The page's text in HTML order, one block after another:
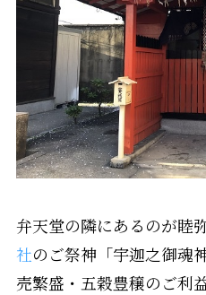
弁天堂の隣にあるのが睦
社のご祭神「宇迦之御魂
売繁盛・五穀豊穣のご利